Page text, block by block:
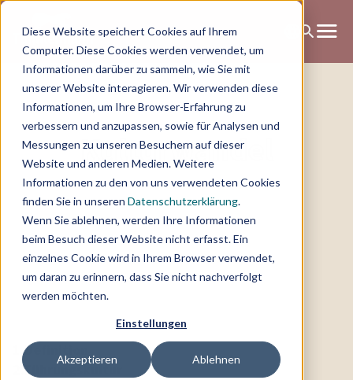
Diese Website speichert Cookies auf Ihrem
Computer. Diese Cookies werden verwendet, um
Informationen darüber zu sammeln, wie Sie mit
unserer Website interagieren. Wir verwenden diese
Informationen, um Ihre Browser-Erfahrung zu
verbessern und anzupassen, sowie für Analysen und
Messungen zu unseren Besuchern auf dieser
Website und anderen Medien. Weitere
Informationen zu den von uns verwendeten Cookies
finden Sie in unseren Datenschutzerklärung.
Wenn Sie ablehnen, werden Ihre Informationen
beim Besuch dieser Website nicht erfasst. Ein
einzelnes Cookie wird in Ihrem Browser verwendet,
um daran zu erinnern, dass Sie nicht nachverfolgt
werden möchten.
Einstellungen
Akzeptieren Ablehnen
Kulturwandel
1.Definition
2.Führungskultur